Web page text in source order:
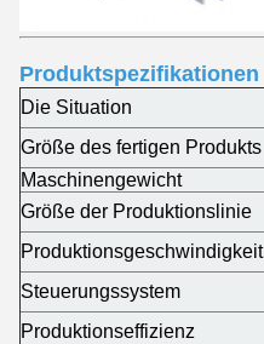
Produktspezifikationen
Die Situation
Größe des fertigen Produkts
Maschinengewicht
Größe der Produktionslinie
Produktionsgeschwindigkeit
Steuerungssystem
Produktionseffizienz